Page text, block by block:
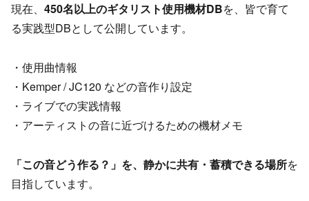
現在、 450名以上のギタリスト使用機材DBを、皆で育て
る実践型DBとして公開しています。
・使用曲情報
・Kemper / JC120 などの音作り設定
・ライブでの実践情報
・アーティストの音に近づけるための機材メモ
「この音どう作る？」を、静かに共有・蓄積できる場所を
目指しています。